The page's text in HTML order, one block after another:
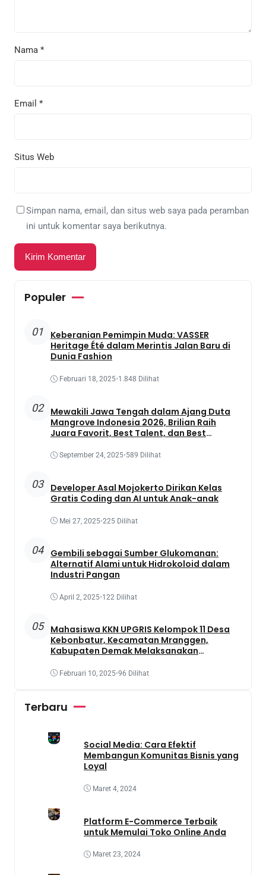
Nama *
Email *
Situs Web
Simpan nama, email, dan situs web saya pada peramban
ini untuk komentar saya berikutnya.
Populer
01
Keberanian Pemimpin Muda: VASSER
Heritage Été dalam Merintis Jalan Baru di
Dunia Fashion
Februari 18, 2025•1.848 Dilihat
02
Mewakili Jawa Tengah dalam Ajang Duta
Mangrove Indonesia 2026, Brilian Raih
Juara Favorit, Best Talent, dan Best
September 24, 2025•589 Dilihat
03
Developer Asal Mojokerto Dirikan Kelas
Gratis Coding dan AI untuk Anak-anak
Mei 27, 2025•225 Dilihat
04
Gembili sebagai Sumber Glukomanan:
Alternatif Alami untuk Hidrokoloid dalam
Industri Pangan
April 2, 2025•122 Dilihat
05
Mahasiswa KKN UPGRIS Kelompok 11 Desa
Kebonbatur, Kecamatan Mranggen,
Kabupaten Demak Melaksanakan
Memanfaatkan Lahan Yang Terbengkalai
Februari 10, 2025•96 Dilihat
Terbaru
Social Media: Cara Efektif
Membangun Komunitas Bisnis yang
Loyal
Maret 4, 2024
Platform E-Commerce Terbaik
untuk Memulai Toko Online Anda
Maret 23, 2024